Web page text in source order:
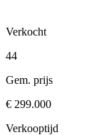
Verkocht
44
Gem. prijs
€ 299.000
Verkooptijd